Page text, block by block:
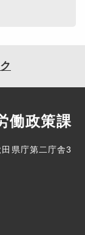
働政策課
県庁第二庁舎3